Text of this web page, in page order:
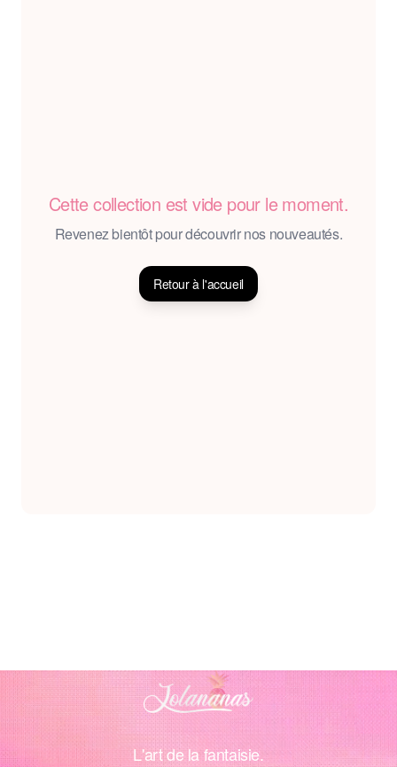
Cette collection est vide pour le moment.
Revenez bientôt pour découvrir nos nouveautés.
Retour à l'accueil
L'art de la fantaisie.